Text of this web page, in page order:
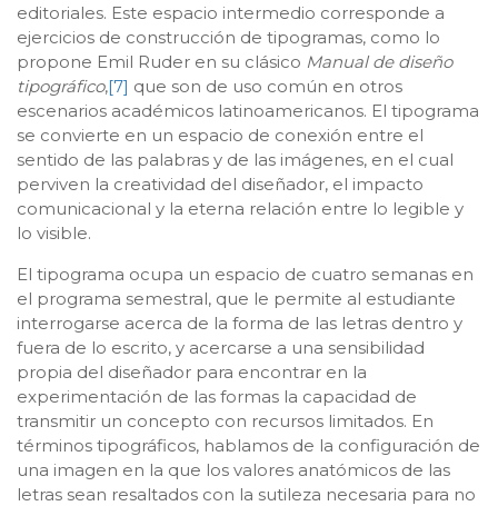
editoriales. Este espacio intermedio corresponde a
ejercicios de construcción de tipogramas, como lo
propone Emil Ruder en su clásico Manual de diseño
tipográfico,[7] que son de uso común en otros
escenarios académicos latinoamericanos. El tipograma
se convierte en un espacio de conexión entre el
sentido de las palabras y de las imágenes, en el cual
perviven la creatividad del diseñador, el impacto
comunicacional y la eterna relación entre lo legible y
lo visible.
El tipograma ocupa un espacio de cuatro semanas en
el programa semestral, que le permite al estudiante
interrogarse acerca de la forma de las letras dentro y
fuera de lo escrito, y acercarse a una sensibilidad
propia del diseñador para encontrar en la
experimentación de las formas la capacidad de
transmitir un concepto con recursos limitados. En
términos tipográficos, hablamos de la configuración de
una imagen en la que los valores anatómicos de las
letras sean resaltados con la sutileza necesaria para no